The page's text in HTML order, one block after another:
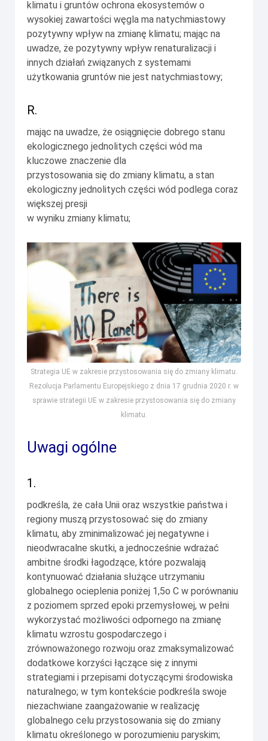
klimatu i gruntów ochrona ekosystemów o
wysokiej zawartości węgla ma natychmiastowy
pozytywny wpływ na zmianę klimatu; mając na
uwadze, że pozytywny wpływ renaturalizacji i
innych działań związanych z systemami
użytkowania gruntów nie jest natychmiastowy;
R.
mając na uwadze, że osiągnięcie dobrego stanu
ekologicznego jednolitych części wód ma
kluczowe znaczenie dla
przystosowania się do zmiany klimatu, a stan
ekologiczny jednolitych części wód podlega coraz
większej presji
w wyniku zmiany klimatu;
Strategia UE w zakresie przystosowania się do zmiany klimatu.
Rezolucja Parlamentu Europejskiego z dnia 17 grudnia 2020 r. w
sprawie strategii UE w zakresie przystosowania się do zmiany
klimatu.
Uwagi ogólne
1.
podkreśla, że cała Unii oraz wszystkie państwa i
regiony muszą przystosować się do zmiany
klimatu, aby zminimalizować jej negatywne i
nieodwracalne skutki, a jednocześnie wdrażać
ambitne środki łagodzące, które pozwalają
kontynuować działania służące utrzymaniu
globalnego ocieplenia poniżej 1,5o C w porównaniu
z poziomem sprzed epoki przemysłowej, w pełni
wykorzystać możliwości odpornego na zmianę
klimatu wzrostu gospodarczego i
zrównoważonego rozwoju oraz zmaksymalizować
dodatkowe korzyści łączące się z innymi
strategiami i przepisami dotyczącymi środowiska
naturalnego; w tym kontekście podkreśla swoje
niezachwiane zaangażowanie w realizację
globalnego celu przystosowania się do zmiany
klimatu określonego w porozumieniu paryskim;